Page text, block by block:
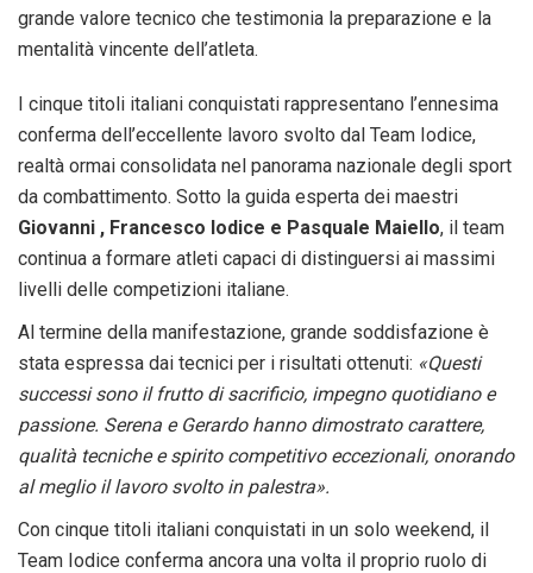
grande valore tecnico che testimonia la preparazione e la
mentalità vincente dell’atleta.
I cinque titoli italiani conquistati rappresentano l’ennesima
conferma dell’eccellente lavoro svolto dal Team Iodice,
realtà ormai consolidata nel panorama nazionale degli sport
da combattimento. Sotto la guida esperta dei maestri
Giovanni , Francesco Iodice e Pasquale Maiello, il team
continua a formare atleti capaci di distinguersi ai massimi
livelli delle competizioni italiane.
Al termine della manifestazione, grande soddisfazione è
stata espressa dai tecnici per i risultati ottenuti: «Questi
successi sono il frutto di sacrificio, impegno quotidiano e
passione. Serena e Gerardo hanno dimostrato carattere,
qualità tecniche e spirito competitivo eccezionali, onorando
al meglio il lavoro svolto in palestra».
Con cinque titoli italiani conquistati in un solo weekend, il
Team Iodice conferma ancora una volta il proprio ruolo di